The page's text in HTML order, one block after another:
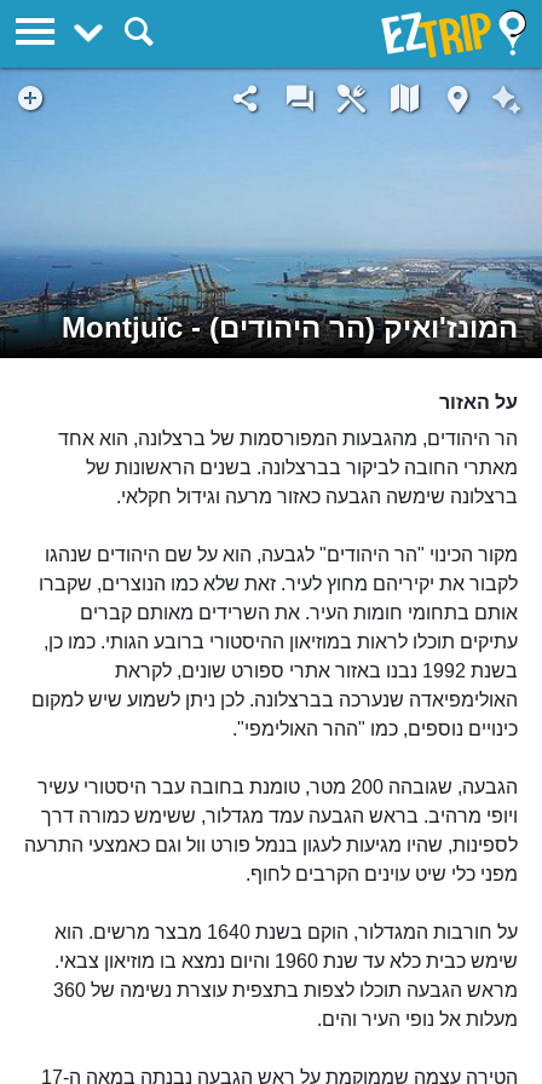
המונז'ואיק (הר היהודים) - Montjuïc
על האזור
הר היהודים, מהגבעות המפורסמות של ברצלונה, הוא אחד
מאתרי החובה לביקור בברצלונה. בשנים הראשונות של
ברצלונה שימשה הגבעה כאזור מרעה וגידול חקלאי.
מקור הכינוי "הר היהודים" לגבעה, הוא על שם היהודים שנהגו
לקבור את יקיריהם מחוץ לעיר. זאת שלא כמו הנוצרים, שקברו
אותם בתחומי חומות העיר. את השרידים מאותם קברים
עתיקים תוכלו לראות במוזיאון ההיסטורי ברובע הגותי. כמו כן,
בשנת 1992 נבנו באזור אתרי ספורט שונים, לקראת
האולימפיאדה שנערכה בברצלונה. לכן ניתן לשמוע שיש למקום
כינויים נוספים, כמו "ההר האולימפי".
הגבעה, שגובהה 200 מטר, טומנת בחובה עבר היסטורי עשיר
ויופי מרהיב. בראש הגבעה עמד מגדלור, ששימש כמורה דרך
לספינות, שהיו מגיעות לעגון בנמל פורט וול וגם כאמצעי התרעה
מפני כלי שיט עוינים הקרבים לחוף.
על חורבות המגדלור, הוקם בשנת 1640 מבצר מרשים. הוא
שימש כבית כלא עד שנת 1960 והיום נמצא בו מוזיאון צבאי.
מראש הגבעה תוכלו לצפות בתצפית עוצרת נשימה של 360
מעלות אל נופי העיר והים.
הטירה עצמה שממוקמת על ראש הגבעה נבנתה במאה ה-17
EZTrip